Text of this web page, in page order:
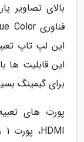
بالای تصاویر
این لپ تاپ
این قابلیت
برای گیمینگ
پورت های